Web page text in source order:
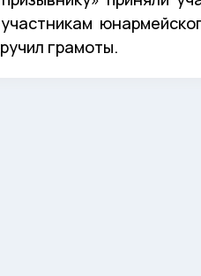
грамоты.